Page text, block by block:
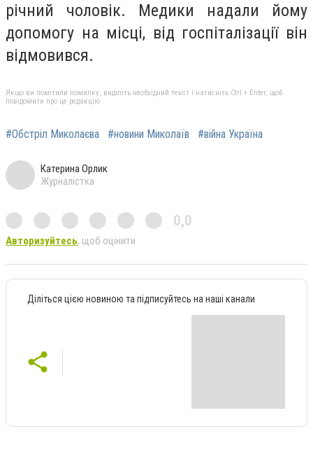
річний чоловік. Медики надали йому
допомогу на місці, від госпіталізації він
відмовився.
Якщо ви помітили помилку, виділіть необхідний текст і натисніть Ctrl + Enter, щоб
повідомити про це редакцію
#Обстріл Миколаєва #новини Миколаїв #війна Україна
Катерина Орлик
Журналістка
0,0
Авторизуйтесь, щоб оцінити
Діліться цією новиною та підписуйтесь на наші канали